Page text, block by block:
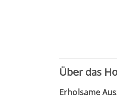
Über das
Erholsame